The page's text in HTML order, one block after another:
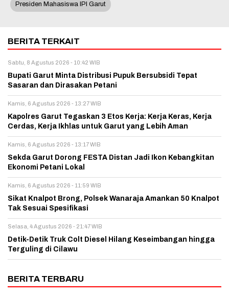
Presiden Mahasiswa IPI Garut
BERITA TERKAIT
Sabtu, 8 Agustus 2026 - 10:42 WIB
Bupati Garut Minta Distribusi Pupuk Bersubsidi Tepat
Sasaran dan Dirasakan Petani
Kamis, 6 Agustus 2026 - 13:27 WIB
Kapolres Garut Tegaskan 3 Etos Kerja: Kerja Keras, Kerja
Cerdas, Kerja Ikhlas untuk Garut yang Lebih Aman
Kamis, 6 Agustus 2026 - 13:17 WIB
Sekda Garut Dorong FESTA Distan Jadi Ikon Kebangkitan
Ekonomi Petani Lokal
Kamis, 6 Agustus 2026 - 11:59 WIB
Sikat Knalpot Brong, Polsek Wanaraja Amankan 50 Knalpot
Tak Sesuai Spesifikasi
Selasa, 4 Agustus 2026 - 21:47 WIB
Detik-Detik Truk Colt Diesel Hilang Keseimbangan hingga
Terguling di Cilawu
BERITA TERBARU